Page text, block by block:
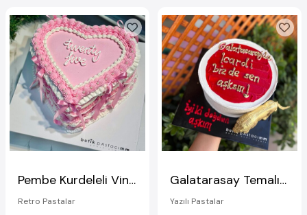
Pembe Kurdeleli Vintage Kalpli Pasta
Retro Pastalar
Galatarasay Temalı Yazılı Pasta
Yazılı Pastalar